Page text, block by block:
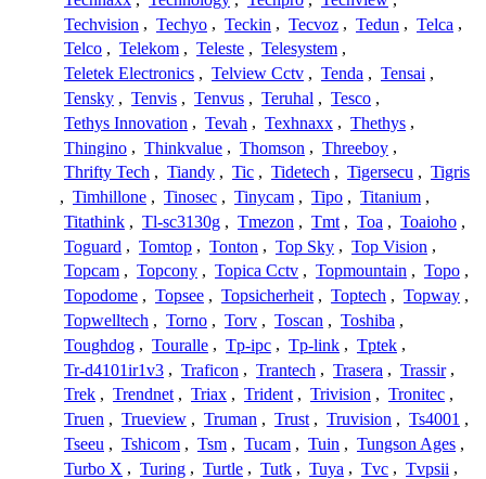
Techvision , Techyo , Teckin , Tecvoz , Tedun , Telca ,
Telco , Telekom , Teleste , Telesystem ,
Teletek Electronics , Telview Cctv , Tenda , Tensai ,
Tensky , Tenvis , Tenvus , Teruhal , Tesco ,
Tethys Innovation , Tevah , Texhnaxx , Thethys ,
Thingino , Thinkvalue , Thomson , Threeboy ,
Thrifty Tech , Tiandy , Tic , Tidetech , Tigersecu , Tigris
, Timhillone , Tinosec , Tinycam , Tipo , Titanium ,
Titathink , Tl-sc3130g , Tmezon , Tmt , Toa , Toaioho ,
Toguard , Tomtop , Tonton , Top Sky , Top Vision ,
Topcam , Topcony , Topica Cctv , Topmountain , Topo ,
Topodome , Topsee , Topsicherheit , Toptech , Topway ,
Topwelltech , Torno , Torv , Toscan , Toshiba ,
Toughdog , Touralle , Tp-ipc , Tp-link , Tptek ,
Tr-d4101ir1v3 , Traficon , Trantech , Trasera , Trassir ,
Trek , Trendnet , Triax , Trident , Trivision , Tronitec ,
Truen , Trueview , Truman , Trust , Truvision , Ts4001 ,
Tseeu , Tshicom , Tsm , Tucam , Tuin , Tungson Ages ,
Turbo X , Turing , Turtle , Tutk , Tuya , Tvc , Tvpsii ,